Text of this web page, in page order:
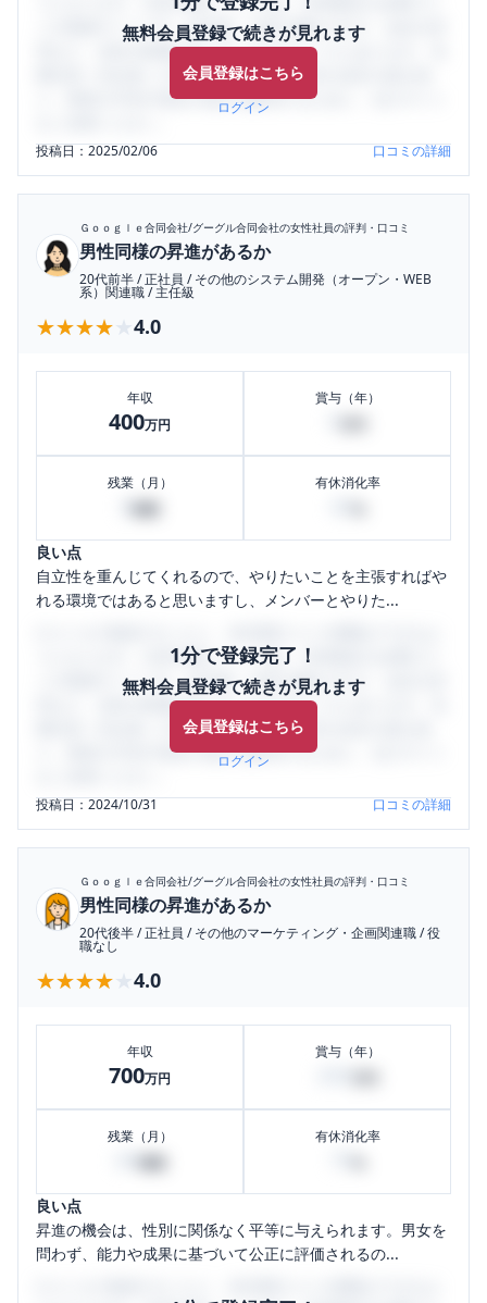
無料会員登録で続きが見れます
会員登録はこちら
ログイン
ミの投稿サイトです。給与面・女性の働きやすさ・会社の評
判など、女性の転職は気にすべき点がたくさんあります。先
輩社員（元社員）の口コミを通して、本当の会社の姿を知
り、将来の不安や現在の悩みを解消するために、ぜひサイト
投稿日：2025/02/06 口コミの詳細
Ｇｏｏｇｌｅ合同会社/グーグル合同会社の女性社員の評判・口コミ
男性同様の昇進があるか
20代前半/正社員 /その他のシステム開発（オープン・WEB
系）関連職/主任級
★★★★★
★★★★★ 4.0
年収
400万円
賞与（年）
残業（月） 有休消化率
良い点
自立性を重んじてくれるので、やりたいことを主張すればや
れる環境ではあると思いますし、メンバーとやりた...
1分で登録完了！
無料会員登録で続きが見れます
会員登録はこちら
ログイン
うになります。SHEHUB(シーハブ)は、女性限定の企業口コ
ミの投稿サイトです。給与面・女性の働きやすさ・会社の評
判など、女性の転職は気にすべき点がたくさんあります。先
輩社員（元社員）の口コミを通して、本当の会社の姿を知
り、将来の不安や現在の悩みを解消するために、ぜひサイト
投稿日：2024/10/31 口コミの詳細
Ｇｏｏｇｌｅ合同会社/グーグル合同会社の女性社員の評判・口コミ
男性同様の昇進があるか
20代後半/正社員 /その他のマーケティング・企画関連職/役
職なし
★★★★★
★★★★★ 4.0
年収
700万円
賞与（年）
残業（月） 有休消化率
良い点
昇進の機会は、性別に関係なく平等に与えられます。男女を
問わず、能力や成果に基づいて公正に評価されるの...